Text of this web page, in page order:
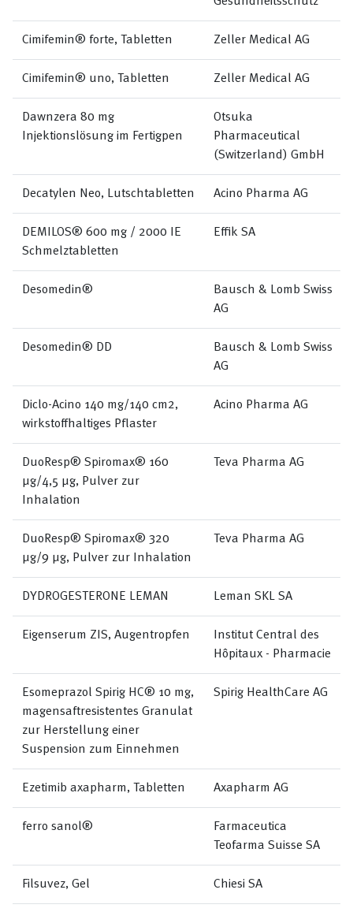
Cimifemin® forte, Tabletten Zeller Medical AG
Cimifemin® uno, Tabletten Zeller Medical AG
Dawnzera 80 mg
Injektionslösung im Fertigpen
Otsuka
Pharmaceutical
(Switzerland) GmbH
Decatylen Neo, Lutschtabletten Acino Pharma AG
DEMILOS® 600 mg / 2000 IE
Schmelztabletten
Effik SA
Desomedin®
Bausch & Lomb Swiss
AG
Desomedin® DD
Bausch & Lomb Swiss
AG
Diclo-Acino 140 mg/140 cm2,
wirkstoffhaltiges Pflaster
Acino Pharma AG
DuoResp® Spiromax® 160
µg/4,5 µg, Pulver zur
Inhalation
Teva Pharma AG
DuoResp® Spiromax® 320
µg/9 µg, Pulver zur Inhalation
Teva Pharma AG
DYDROGESTERONE LEMAN Leman SKL SA
Eigenserum ZIS, Augentropfen
Institut Central des
Hôpitaux - Pharmacie
Esomeprazol Spirig HC® 10 mg,
magensaftresistentes Granulat
zur Herstellung einer
Suspension zum Einnehmen
Spirig HealthCare AG
Ezetimib axapharm, Tabletten Axapharm AG
ferro sanol®
Farmaceutica
Teofarma Suisse SA
Filsuvez, Gel Chiesi SA